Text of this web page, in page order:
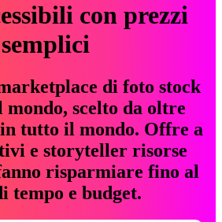
con prezzi
semplici
di foto stock
mondo, scelto da oltre
tutto il mondo. Offre a
e storyteller risorse
risparmiare fino al
tempo e budget.